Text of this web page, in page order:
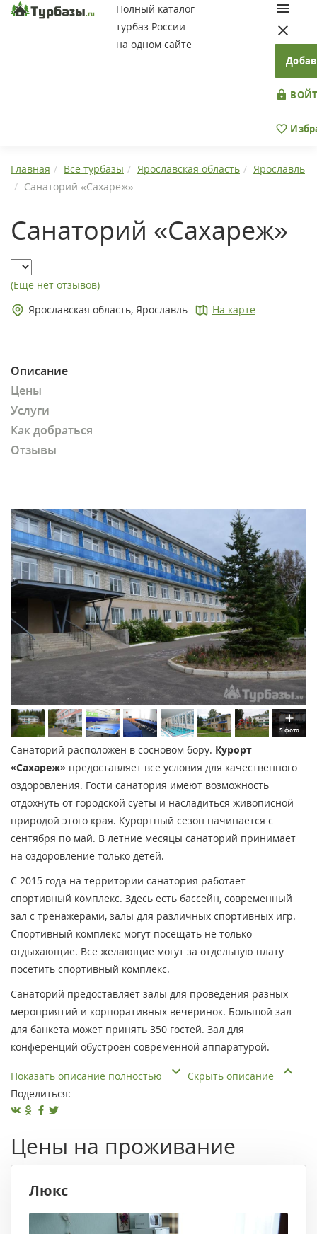
Полный каталог
турбаз России
на одном сайте
Главная Все турбазы Ярославская область
Ярославль
Санаторий «Сахареж»
Санаторий «Сахареж»
(Еще нет отзывов)
Ярославская область, Ярославль
На карте
Описание
Цены
Услуги
Как добраться
Отзывы
5 фото
Санаторий расположен в сосновом бору. Курорт
«Сахареж» предоставляет все условия для качественного
оздоровления. Гости санатория имеют возможность
отдохнуть от городской суеты и насладиться живописной
природой этого края. Курортный сезон начинается с
сентября по май. В летние месяцы санаторий принимает
на оздоровление только детей.
С 2015 года на территории санатория работает
спортивный комплекс. Здесь есть бассейн, современный
зал с тренажерами, залы для различных спортивных игр.
Спортивный комплекс могут посещать не только
отдыхающие. Все желающие могут за отдельную плату
посетить спортивный комплекс.
Санаторий предоставляет залы для проведения разных
мероприятий и корпоративных вечеринок. Большой зал
для банкета может принять 350 гостей. Зал для
конференций обустроен современной аппаратурой.
Показать описание полностью
Скрыть описание
Поделиться:
Цены на проживание
Люкс